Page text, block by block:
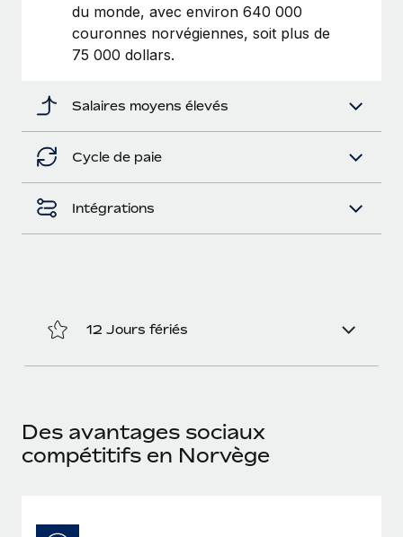
Comment Phiture gère ses 55 employés
répartis dans 19 pays grâce à Remote
croissance mobile internationale, encourage les...
En savoir plus
du monde, avec environ 640 000
couronnes norvégiennes, soit plus de
75 000 dollars.
Salaires moyens élevés
Cycle de paie
Intégrations
12 Jours fériés
Des avantages sociaux
compétitifs en Norvège